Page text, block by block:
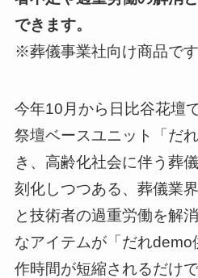
できます。
※葬儀事業社向け商品です
今年10月から日比谷花壇
祭壇ベースユニット「だ
き、高齢化社会に伴う葬
刻化しつつある、葬儀業
と技術者の過重労働を解
なアイテムが「だれdemo
作時間が短縮されるだけ